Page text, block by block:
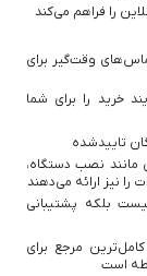
را فراهم می‌کند
وقت‌گیر برای
خرید را برای شما
تاییدشده
مانند نصب دستگاه،
را نیز ارائه می‌دهند
بلکه پشتیبانی
مرجع برای
است